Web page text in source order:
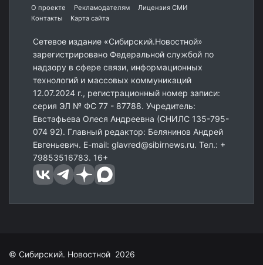
О проекте Рекламодателям
Лицензия СМИ
Контакты
Карта сайта
Сетевое издание «Сибирский.Новостной»
зарегистрировано Федеральной службой по
надзору в сфере связи, информационных
технологий и массовых коммуникаций
12.07.2024 г., регистрационный номер записи:
серия ЭЛ № ФС 77 - 87788. Учредитель:
Евстафьева Олеся Андреевна (СНИЛС 135-795-
074 92). Главный редактор: Белянинов Андрей
Евгеньевич. E-mail: glavred@sibirnews.ru. Тел.: +
79853516783. 16+
© Сибирский. Новостной 2026